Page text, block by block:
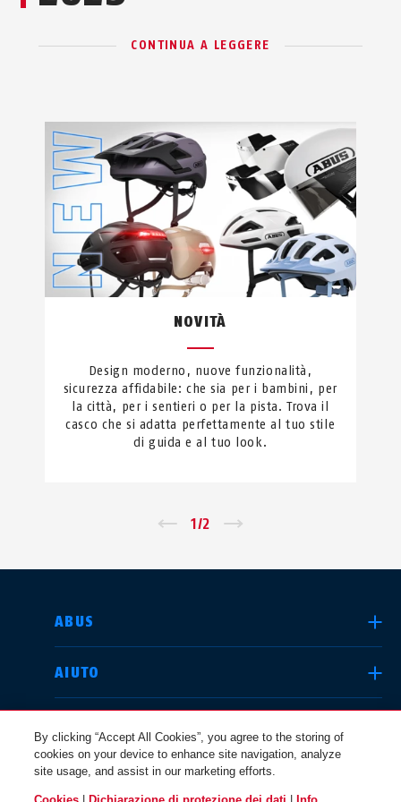
CONTINUA A LEGGERE
NOVITÀ
Design moderno, nuove funzionalità,
sicurezza affidabile: che sia per i bambini, per
la città, per i sentieri o per la pista. Trova il
casco che si adatta perfettamente al tuo stile
di guida e al tuo look.
1/2
ABUS
AIUTO
QUESTIONI LEGALI
SELEZIONA UN PAESE
By clicking “Accept All Cookies”, you agree to the storing of
cookies on your device to enhance site navigation, analyze
site usage, and assist in our marketing efforts.